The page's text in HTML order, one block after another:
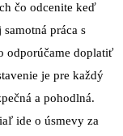
čo odcenite keď
práca s
odporúčame doplatiť
je pre každý
a pohodlná.
ide o úsmevy za